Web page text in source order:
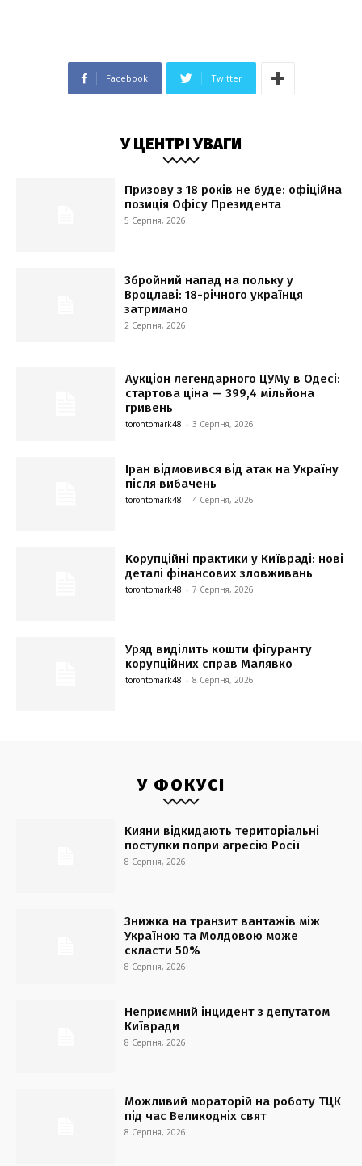
Facebook Twitter
У ЦЕНТРІ УВАГИ
Призову з 18 років не буде: офіційна
позиція Офісу Президента
5 Серпня, 2026
Збройний напад на польку у
Вроцлаві: 18-річного українця
затримано
2 Серпня, 2026
Аукціон легендарного ЦУМу в Одесі:
стартова ціна — 399,4 мільйона
гривень
torontomark48 - 3 Серпня, 2026
Іран відмовився від атак на Україну
після вибачень
torontomark48 - 4 Серпня, 2026
Корупційні практики у Київраді: нові
деталі фінансових зловживань
torontomark48 - 7 Серпня, 2026
Уряд виділить кошти фігуранту
корупційних справ Малявко
torontomark48 - 8 Серпня, 2026
У ФОКУСІ
Кияни відкидають територіальні
поступки попри агресію Росії
8 Серпня, 2026
Знижка на транзит вантажів між
Україною та Молдовою може
скласти 50%
8 Серпня, 2026
Неприємний інцидент з депутатом
Київради
8 Серпня, 2026
Можливий мораторій на роботу ТЦК
під час Великодніх свят
8 Серпня, 2026